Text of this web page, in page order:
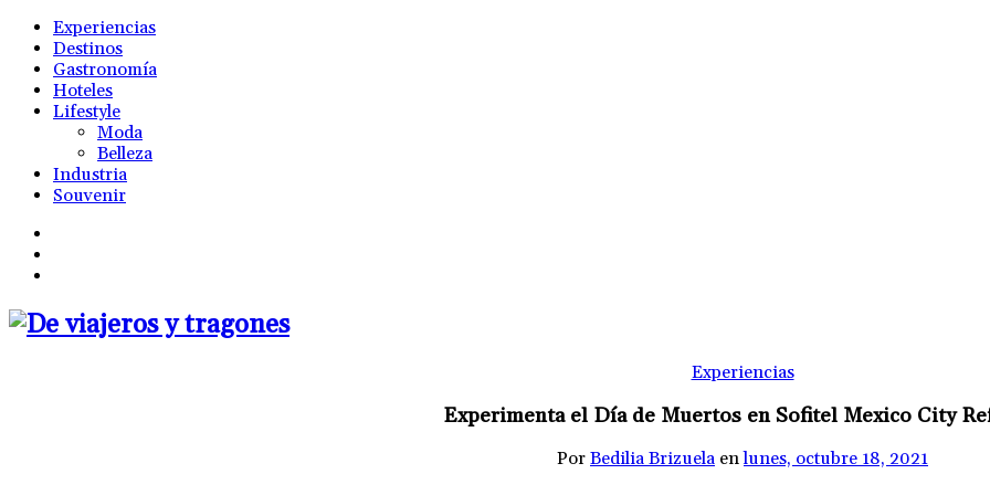
Experiencias
Destinos
Gastronomía
Hoteles
Lifestyle
Moda
Belleza
Industria
Souvenir
Experiencias
Experimenta el Día de Muertos en Sofitel Mexico City
Por Bedilia Brizuela enlunes, octubre 18, 2021